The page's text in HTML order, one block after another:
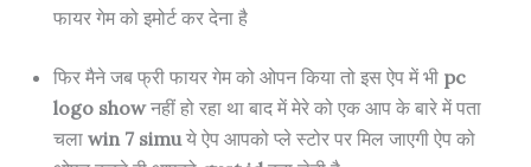
फायर गेम को इमोर्ट कर देना है
फिर मैने जब फ्री फायर गेम को ओपन किया तो इस ऐप में भी pc
logo showनहीं हो रहा था बाद में मेरे को एक आप के बारे में पता
चला win 7 simuये ऐप आपको प्ले स्टोर पर मिल जाएगी ऐप को